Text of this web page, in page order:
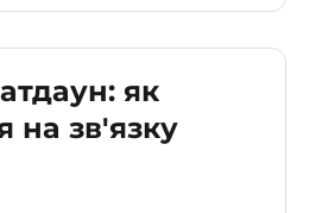
як
на зв'язку